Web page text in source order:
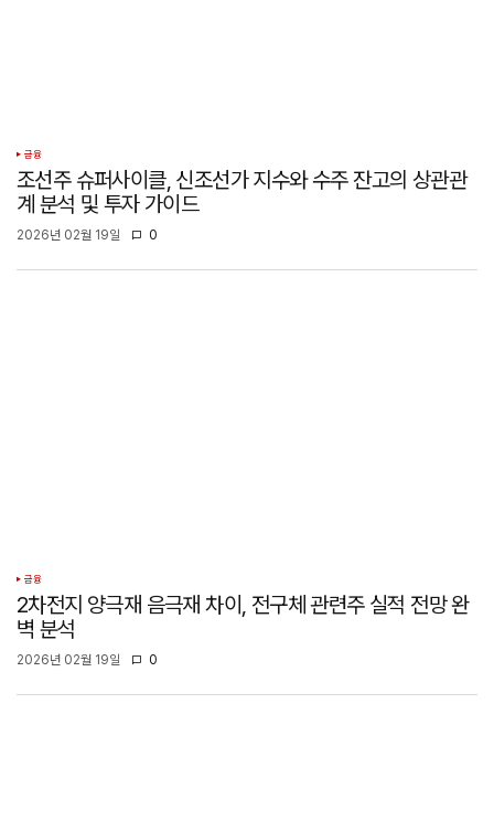
금융
조선주 슈퍼사이클, 신조선가 지수와 수주 잔고의 상관관
계 분석 및 투자 가이드
2026년 02월 19일 0
금융
2차전지 양극재 음극재 차이, 전구체 관련주 실적 전망 완
벽 분석
2026년 02월 19일 0